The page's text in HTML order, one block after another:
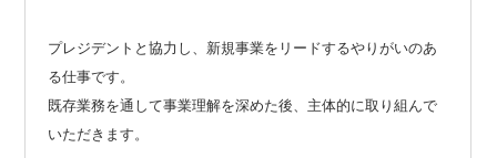
プレジデントと協力し、新規事業をリードするやりがいのあ
る仕事です。
既存業務を通して事業理解を深めた後、主体的に取り組んで
いただきます。